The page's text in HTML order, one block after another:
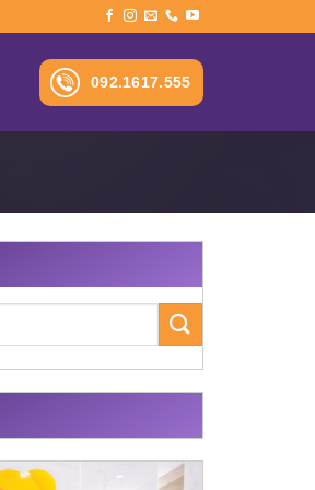
092.1617.555